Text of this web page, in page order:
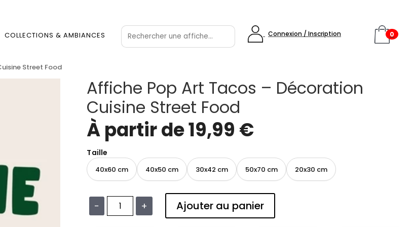
COLLECTIONS & AMBIANCES Connexion / Inscription 0
Street Food
Affiche Pop Art Tacos – Décoration
Cuisine Street Food
À partir de19,99 €
Taille
40x60 cm 40x50 cm 30x42 cm 50x70 cm 20x30 cm
− + Ajouter au panier